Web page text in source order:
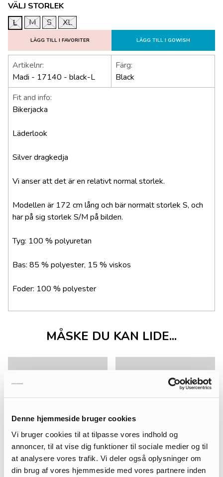
Denne hjemmeside bruger cookies
Vi bruger cookies til at tilpasse vores indhold og
annoncer, til at vise dig funktioner til sociale medier og til
at analysere vores trafik. Vi deler også oplysninger om
din brug af vores hjemmeside med vores partnere inden
VÄLJ STORLEK
L
M S XL
LÄGG TILL I FAVORITER LÄGG TILL I GOWISH
Artikelnr:
Madi - 17140 - black-L
Färg:
Black
Fit and info:
Bikerjacka
Läderlook
Silver dragkedja
Vi anser att det är en relativt normal storlek.
Modellen är 172 cm lång och bär normalt storlek S, och
har på sig storlek S/M på bilden.
Tyg: 100 % polyuretan
Bas: 85 % polyester, 15 % viskos
Foder: 100 % polyester
MÅSKE DU KAN LIDE...